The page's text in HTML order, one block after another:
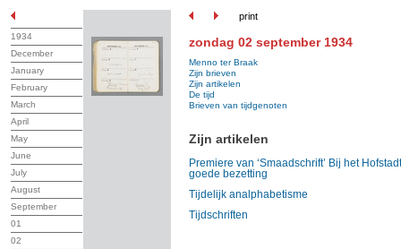
print
1934
December
January
February
March
April
May
June
July
August
September
01
02
zondag 02 september 1934
Menno ter Braak
Zijn brieven
Zijn artikelen
De tijd
Brieven van tijdgenoten
Zijn artikelen
Premiere van ‘Smaadschrift’ Bij het
goede bezetting
Tijdelijk analphabetisme
Tijdschriften